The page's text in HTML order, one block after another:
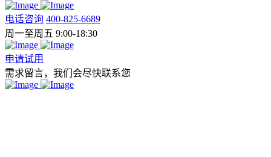
电话咨询 400-825-6689
周一至周五 9:00-18:30
申请试用
需求留言，我们会尽快联系您